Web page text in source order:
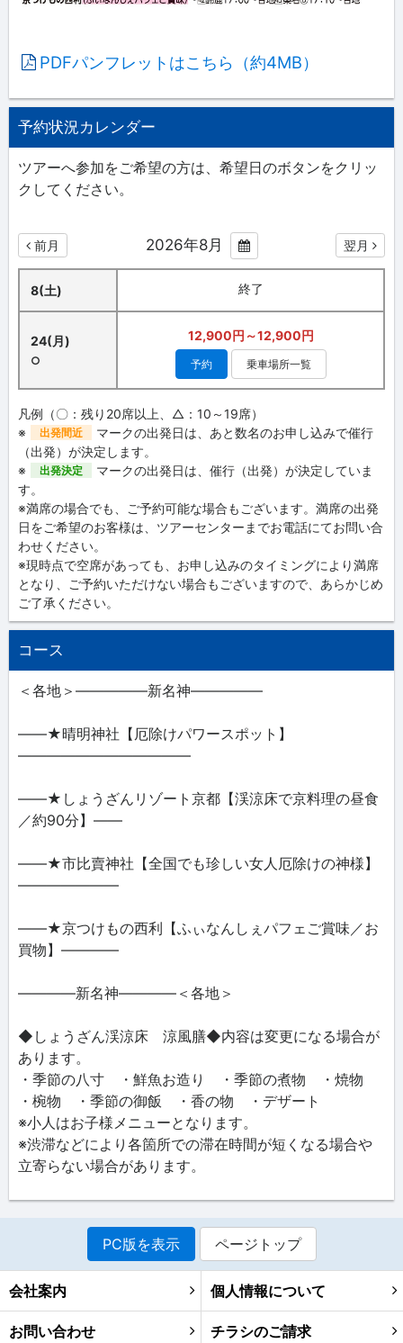
PDFパンフレットはこちら（約4MB）
予約状況カレンダー
ツアーへ参加をご希望の方は、希望日のボタンをクリッ
クしてください。
前月 2026年8月 翌月
8(土) 終了
24(月)
○
12,900円～12,900円
予約 乗車場所一覧
凡例（〇：残り20席以上、△：10～19席）
※
出発間近
マークの出発日は、あと数名のお申し込みで催行
（出発）が決定します。
※
出発決定
マークの出発日は、催行（出発）が決定していま
す。
※満席の場合でも、ご予約可能な場合もございます。満席の出発
日をご希望のお客様は、ツアーセンターまでお電話にてお問い合
わせください。
※現時点で空席があっても、お申し込みのタイミングにより満席
となり、ご予約いただけない場合もございますので、あらかじめ
ご了承ください。
コース
＜各地＞―――――新名神―――――
――★晴明神社【厄除けパワースポット】
――――――――――――
――★しょうざんリゾート京都【渓涼床で京料理の昼食
／約90分】――
――★市比賣神社【全国でも珍しい女人厄除けの神様】
―――――――
――★京つけもの西利【ふぃなんしぇパフェご賞味／お
買物】――――
――――新名神――――＜各地＞
◆しょうざん渓涼床 涼風膳◆内容は変更になる場合が
あります。
・季節の八寸 ・鮮魚お造り ・季節の煮物 ・焼物
・椀物 ・季節の御飯 ・香の物 ・デザート
※小人はお子様メニューとなります。
※渋滞などにより各箇所での滞在時間が短くなる場合や
立寄らない場合があります。
PC版を表示 ページトップ
会社案内 個人情報について
お問い合わせ チラシのご請求